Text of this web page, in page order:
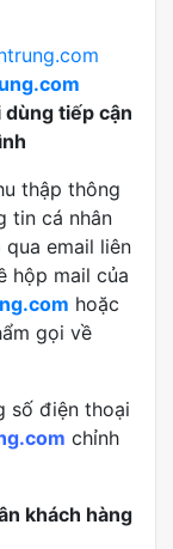
tiếp cận
thập thông
tin cá nhân
email liên
hộp mail của
hoặc
gọi về
số điện thoại
chỉnh
khách hàng